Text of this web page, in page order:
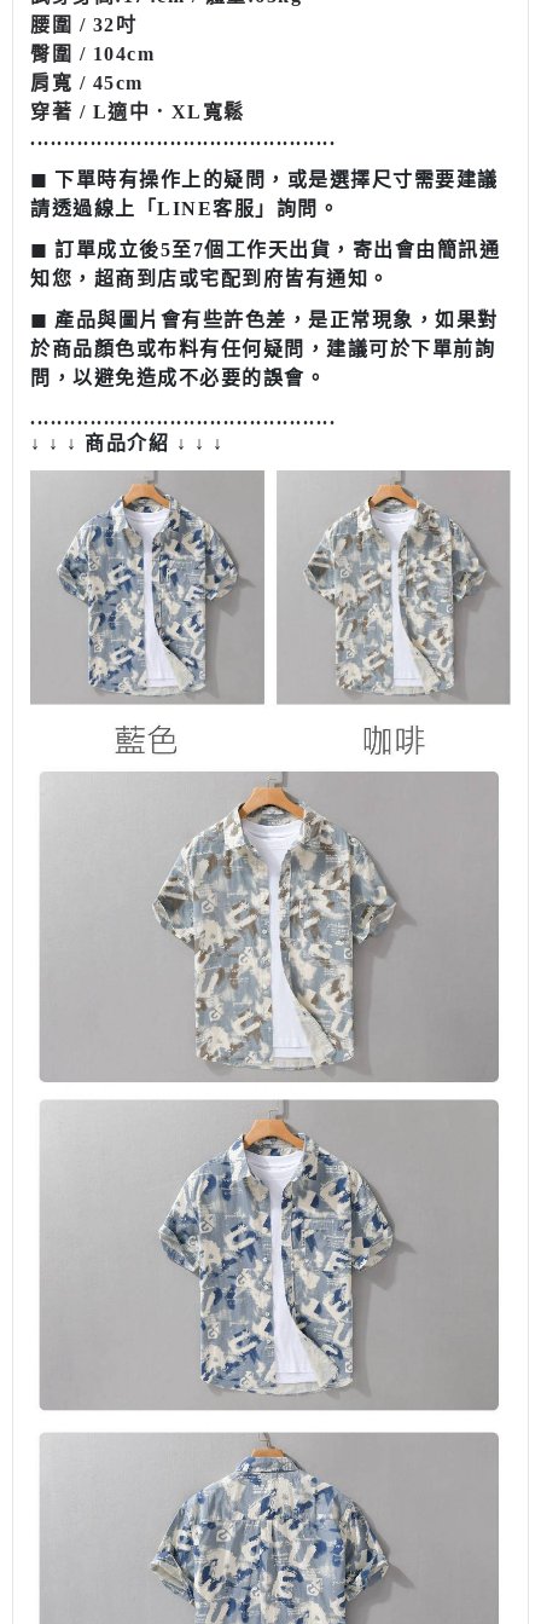
腰圍 / 32吋
臀圍 / 104cm
肩寬 / 45cm
穿著 / L適中．XL寬鬆
..............................................
◼︎ 下單時有操作上的疑問，或是選擇尺寸需要建議
請透過線上「LINE客服」詢問。
◼︎ 訂單成立後5至7個工作天出貨，寄出會由簡訊通
知您，超商到店或宅配到府皆有通知。
◼︎ 產品與圖片會有些許色差，是正常現象，如果對
於商品顏色或布料有任何疑問，建議可於下單前詢
問，以避免造成不必要的誤會。
..............................................
↓ ↓ ↓ 商品介紹 ↓ ↓ ↓